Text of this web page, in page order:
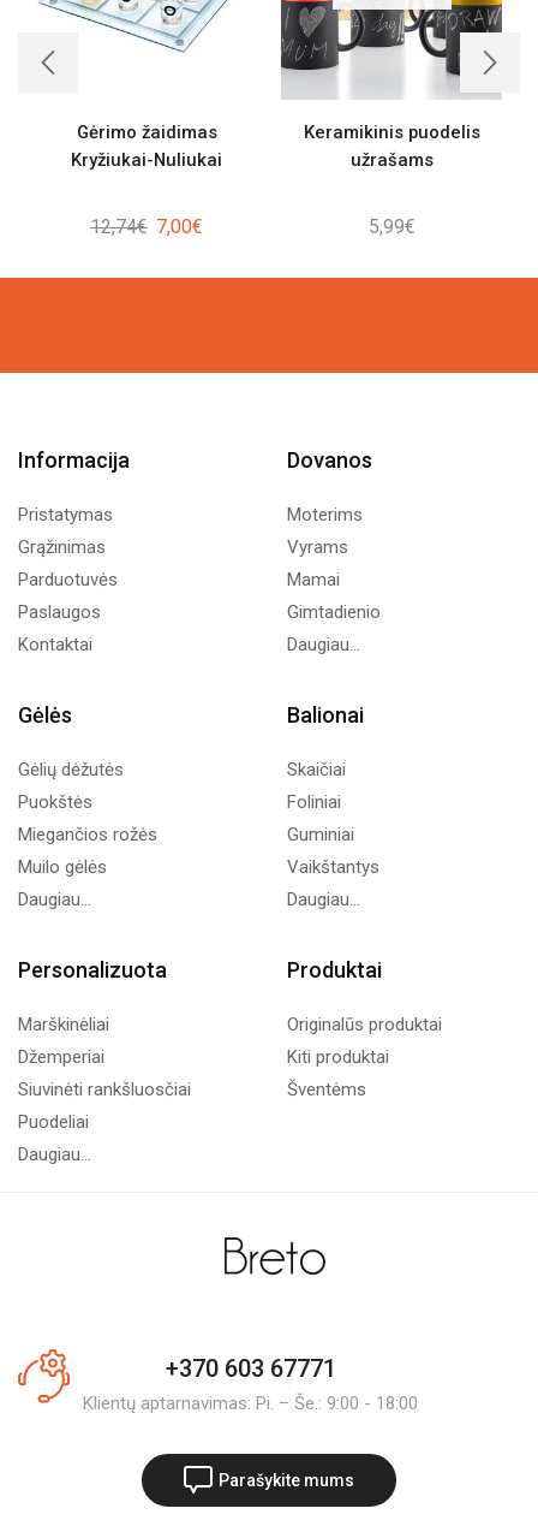
Gėrimo žaidimas
Kryžiukai-Nuliukai
12,74€ Original
was:
7,00€
is:
Keramikinis puodelis
užrašams
5,99€
Informacija
Pristatymas
Grąžinimas
Parduotuvės
Paslaugos
Kontaktai
Dovanos
Moterims
Vyrams
Mamai
Gimtadienio
Daugiau...
Gėlės
Gėlių dėžutės
Puokštės
Miegančios rožės
Muilo gėlės
Daugiau...
Balionai
Skaičiai
Foliniai
Guminiai
Vaikštantys
Daugiau...
Personalizuota
Marškinėliai
Džemperiai
Siuvinėti rankšluosčiai
Puodeliai
Daugiau...
Produktai
Originalūs produktai
Kiti produktai
Šventėms
+370 603 67771
Klientų aptarnavimas: Pi. – Še.: 9:00 - 18:00
Parašykite mums